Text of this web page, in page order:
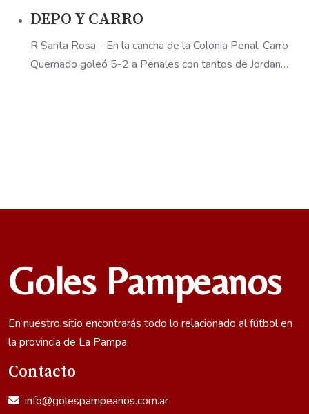
DEPO Y CARRO
R Santa Rosa - En la cancha de la Colonia Penal, Carro
Quemado goleó 5-2 a Penales con tantos de Jordan…
Goles Pampeanos
En nuestro sitio encontrarás todo lo relacionado al fútbol en
la provincia de La Pampa.
Contacto
info@golespampeanos.com.ar